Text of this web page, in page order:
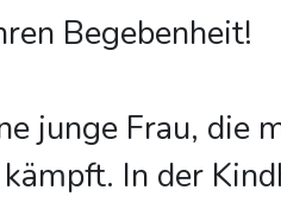
Begebenheit!
junge Frau, die
In der